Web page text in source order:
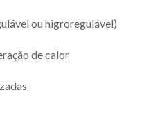
ou higroregulável)
de calor